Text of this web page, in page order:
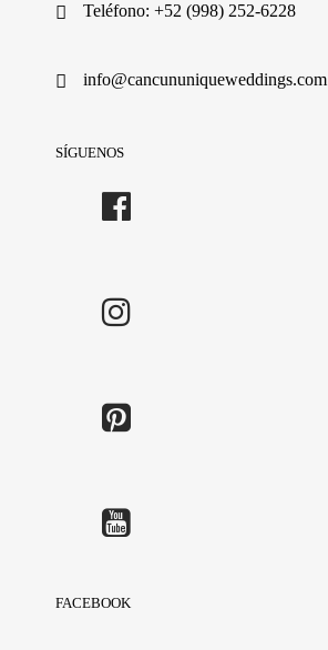
Teléfono: +52 (998) 252-6228
info@cancununiqueweddings.com
SÍGUENOS
FACEBOOK